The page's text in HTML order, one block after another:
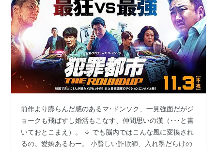
前作より膨らんだ感のあるマ･ドンソク、一見強面だがジ
ョークも飛ばすし婚活もこなす、仲間思いの漢（･･･と書
いておとこまえ）。 ↓ でも脳内ではこんな風に変換され
るの。愛嬌あるわー。 小賢しい詐欺師、入れ墨だらけの